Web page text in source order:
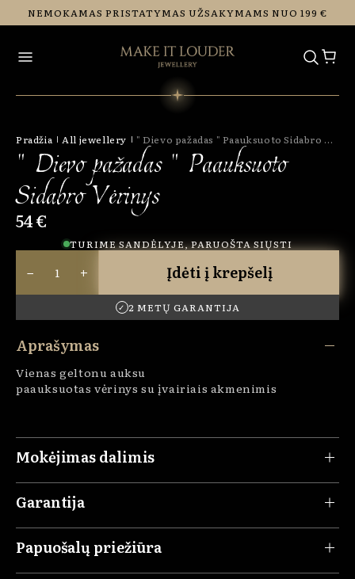
Eiti į
turinį
NEMOKAMAS PRISTATYMAS UŽSAKYMAMS NUO 199 €
Pradžia All jewellery " Dievo pažadas " Paauksuoto Sidabro Vėrinys
" Dievo pažadas " Paauksuoto
Sidabro Vėrinys
54 €
TURIME SANDĖLYJE, PARUOŠTA SIŲSTI
− + Įdėti į krepšelį
✓ 2 METŲ GARANTIJA
Aprašymas
Vienas geltonu auksu
paauksuotas vėrinys su įvairiais akmenimis
Mokėjimas dalimis
Garantija
Papuošalų priežiūra